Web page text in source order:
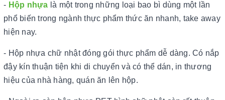
- Hộp nhựa là một trong những loại bao bì dùng một lần
phổ biến trong ngành thực phẩm thức ăn nhanh, take away
hiện nay.
- Hộp nhựa chữ nhật đóng gói thực phẩm dễ dàng. Có nắp
đậy kín thuận tiện khi di chuyển và có thể dán, in thương
hiệu của nhà hàng, quán ăn lên hộp.